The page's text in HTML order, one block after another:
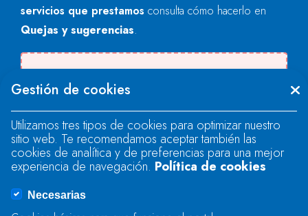
servicios que prestamos consulta cómo hacerlo en
Quejas y sugerencias.
"text".
Se produjo un error al cargar el campo
"text".
Gestión de cookies
Utilizamos tres tipos de cookies para optimizar nuestro
sitio web. Te recomendamos aceptar también las
cookies de analítica y de preferencias para una mejor
experiencia de navegación. Política de cookies
Necesarias